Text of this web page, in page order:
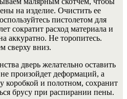
на изделие. Очистить ее
пистолетом для
сократит расход материала и
аккуратно. Не торопитесь.
сверху вниз.
дверь желательно оставить
произойдет деформаций, а
и полотном, сохранит
брусу при распирании пены.